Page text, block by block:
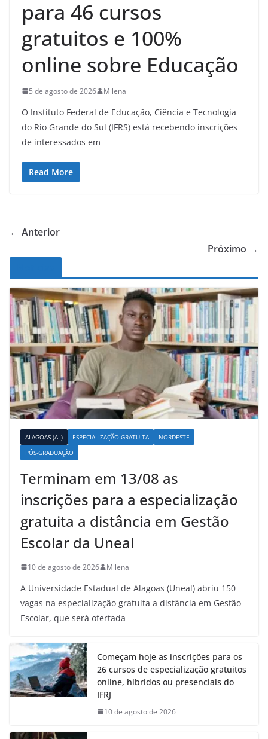
para 46 cursos
gratuitos e 100%
online sobre Educação
5 de agosto de 2026 Milena
O Instituto Federal de Educação, Ciência e Tecnologia
do Rio Grande do Sul (IFRS) está recebendo inscrições
de interessados em
Read More
← Anterior
Próximo →
ALAGOAS (AL) ESPECIALIZAÇÃO GRATUITA
NORDESTE
PÓS-GRADUAÇÃO
Terminam em 13/08 as
inscrições para a especialização
gratuita a distância em Gestão
Escolar da Uneal
10 de agosto de 2026 Milena
A Universidade Estadual de Alagoas (Uneal) abriu 150
vagas na especialização gratuita a distância em Gestão
Escolar, que será ofertada
Começam hoje as inscrições para os
26 cursos de especialização gratuitos
online, híbridos ou presenciais do
IFRJ
10 de agosto de 2026